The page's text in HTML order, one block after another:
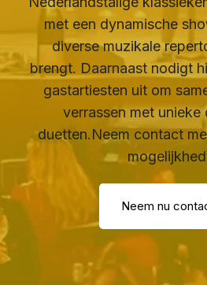
met een dynamische
diverse muzikale
brengt. Daarnaast nodigt
gastartiesten uit om
verrassen met unieke
duetten.Neem contact
Neem nu